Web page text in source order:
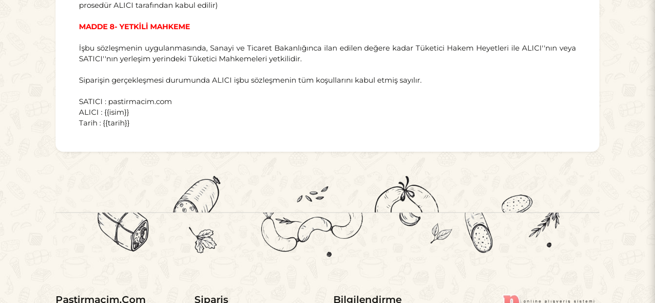
prosedür ALICI tarafından kabul edilir)
MADDE 8- YETKİLİ MAHKEME
İşbu sözleşmenin uygulanmasında, Sanayi ve Ticaret Bakanlığınca ilan edilen değere kadar Tüketici Hakem Heyetleri ile ALICI''nın veya
SATICI''nın yerleşim yerindeki Tüketici Mahkemeleri yetkilidir.
Siparişin gerçekleşmesi durumunda ALICI işbu sözleşmenin tüm koşullarını kabul etmiş sayılır.
SATICI : pastirmacim.com
ALICI : {{isim}}
Tarih : {{tarih}}
Pastirmacim.Com Sipariş Bilgilendirme